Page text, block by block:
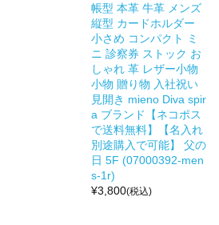
帳型 本革 牛革 メンズ
縦型 カードホルダー
小さめ コンパクト ミ
ニ 診察券 ストック お
しゃれ 革 レザー小物
小物 贈り物 入社祝い
見開き mieno Diva spir
a ブランド【ネコポス
で送料無料】【名入れ
別途購入で可能】 父の
日 5F (07000392-men
s-1r)
¥3,800(税込)